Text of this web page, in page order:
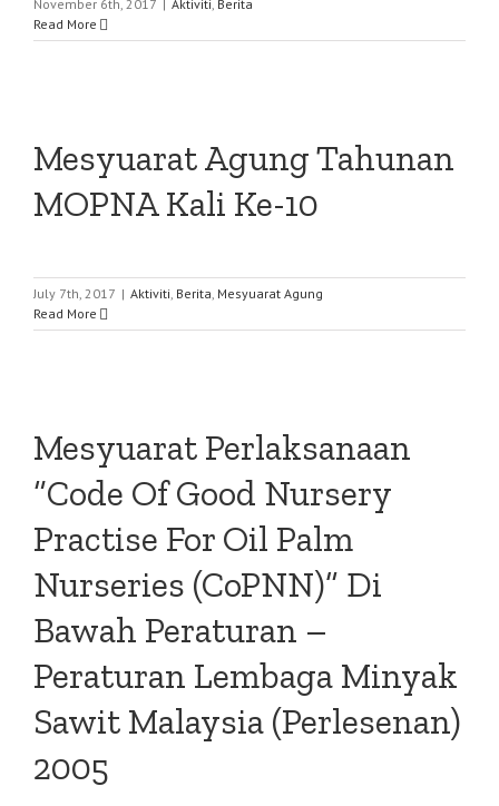
November 6th, 2017 Aktiviti, Berita
Read More
Mesyuarat Agung Tahunan
MOPNA Kali Ke-10
July 7th, 2017 | Aktiviti, Berita, Mesyuarat Agung
Read More
Mesyuarat Perlaksanaan
“Code Of Good Nursery
Practise For Oil Palm
Nurseries (CoPNN)” Di
Bawah Peraturan –
Peraturan Lembaga Minyak
Sawit Malaysia (Perlesenan)
2005